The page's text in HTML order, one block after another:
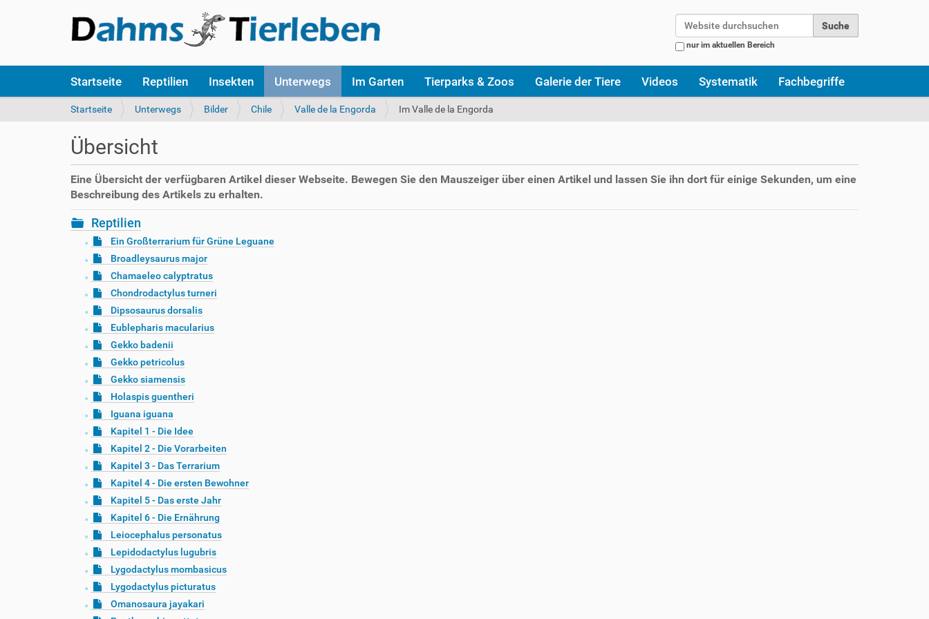
nur im aktuellen Bereich
k
Startseite Reptilien Insekten Unterwegs Im Garten Tierparks & Zoos Galerie der Tiere Videos Systematik Fachbegriffe
S
e
s
i
n
d
i
e
Startseite Unterwegs Bilder Chile Valle de la Engorda Im Valle de la Engorda
Übersicht
Eine Übersicht der verfügbaren Artikel dieser Webseite. Bewegen Sie den Mauszeiger über einen Artikel und lassen Sie ihn dort für einige Sekunden, um eine
Beschreibung des Artikels zu erhalten.
Reptilien
Ein Großterrarium für Grüne Leguane
Broadleysaurus major
Chamaeleo calyptratus
Chondrodactylus turneri
Dipsosaurus dorsalis
Eublepharis macularius
Gekko badenii
Gekko petricolus
Gekko siamensis
Holaspis guentheri
Iguana iguana
Kapitel 1 - Die Idee
Kapitel 2 - Die Vorarbeiten
Kapitel 3 - Das Terrarium
Kapitel 4 - Die ersten Bewohner
Kapitel 5 - Das erste Jahr
Kapitel 6 - Die Ernährung
Leiocephalus personatus
Lepidodactylus lugubris
Lygodactylus mombasicus
Lygodactylus picturatus
Omanosaura jayakari